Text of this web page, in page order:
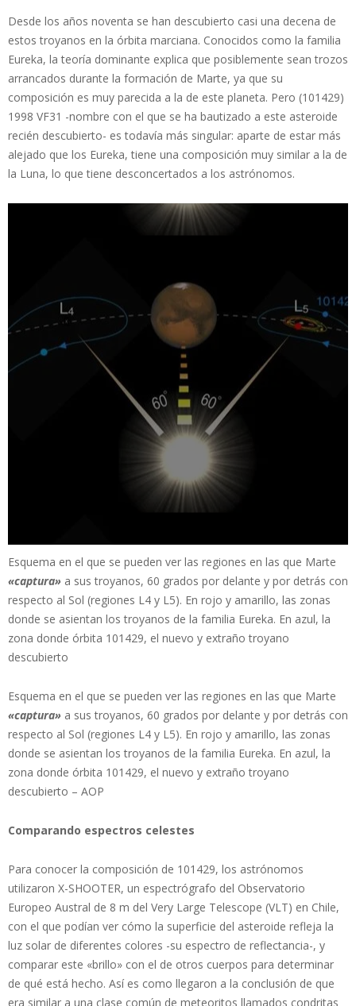
Desde los años noventa se han descubierto casi una decena de
estos troyanos en la órbita marciana. Conocidos como la familia
Eureka, la teoría dominante explica que posiblemente sean trozos
arrancados durante la formación de Marte, ya que su
composición es muy parecida a la de este planeta. Pero (101429)
1998 VF31 -nombre con el que se ha bautizado a este asteroide
recién descubierto- es todavía más singular: aparte de estar más
alejado que los Eureka, tiene una composición muy similar a la de
la Luna, lo que tiene desconcertados a los astrónomos.
Esquema en el que se pueden ver las regiones en las que Marte
«captura» a sus troyanos, 60 grados por delante y por detrás con
respecto al Sol (regiones L4 y L5). En rojo y amarillo, las zonas
donde se asientan los troyanos de la familia Eureka. En azul, la
zona donde órbita 101429, el nuevo y extraño troyano
descubierto
Esquema en el que se pueden ver las regiones en las que Marte
«captura» a sus troyanos, 60 grados por delante y por detrás con
respecto al Sol (regiones L4 y L5). En rojo y amarillo, las zonas
donde se asientan los troyanos de la familia Eureka. En azul, la
zona donde órbita 101429, el nuevo y extraño troyano
descubierto – AOP
Comparando espectros celestes
Para conocer la composición de 101429, los astrónomos
utilizaron X-SHOOTER, un espectrógrafo del Observatorio
Europeo Austral de 8 m del Very Large Telescope (VLT) en Chile,
con el que podían ver cómo la superficie del asteroide refleja la
luz solar de diferentes colores -su espectro de reflectancia-, y
comparar este «brillo» con el de otros cuerpos para determinar
de qué está hecho. Así es como llegaron a la conclusión de que
era similar a una clase común de meteoritos llamados condritas